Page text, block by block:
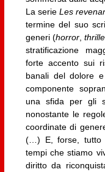
La serie Les
termine del suo
generi (horror,
stratificazione
forte accento sui
banali del dolore
componente
una sfida per gli
nonostante le
coordinate di
(…) E, forse, tutto
tempi che stiamo
diritto da